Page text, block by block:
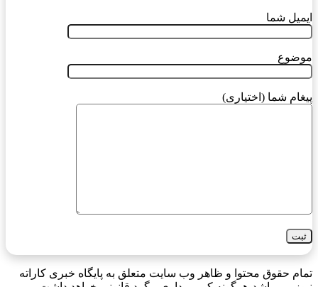
ایمیل شما
موضوع
پیغام شما (اختیاری)
تمام حقوق محتوا و ظاهر وب سایت متعلق به پایگاه خبری کاراته